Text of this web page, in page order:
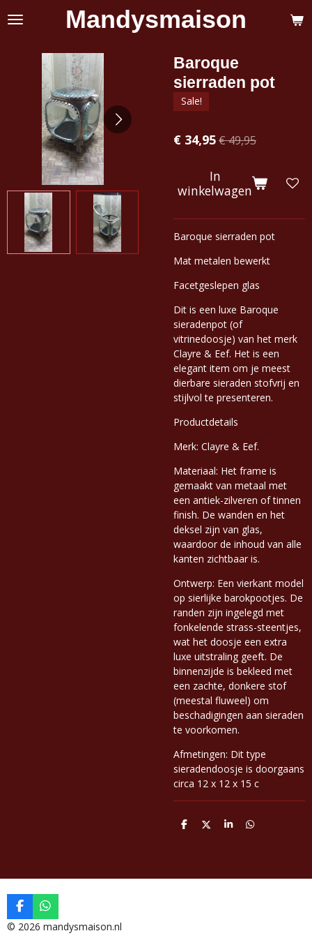
Ga
direct
hoofdinhoud
Mandysmaison
Baroque
sierraden pot
Sale!
€ 34,95€ 49,95
In
winkelwagen
Baroque sierraden pot
Mat metalen bewerkt
Facetgeslepen glas
Dit is een luxe Baroque
sieradenpot (of
vitrinedoosje) van het merk
Clayre & Eef. Het is een
elegant item om je meest
dierbare sieraden stofvrij en
stijlvol te presenteren.
Productdetails
Merk: Clayre & Eef.
Materiaal: Het frame is
gemaakt van metaal met
een antiek-zilveren of tinnen
finish. De wanden en het
deksel zijn van glas,
waardoor de inhoud van alle
kanten zichtbaar is.
Ontwerp: Een vierkant model
op sierlijke barokpootjes. De
randen zijn ingelegd met
fonkelende strass-steentjes,
wat het doosje een extra
luxe uitstraling geeft. De
binnenzijde is bekleed met
een zachte, donkere stof
(meestal fluweel) om
beschadigingen aan sieraden
te voorkomen.
Afmetingen: Dit type
sieradendoosje is doorgaans
circa 12 x 12 x 15 c
D
D
S
D
F
a
c
W
h
a
© 2026 mandysmaison.nl